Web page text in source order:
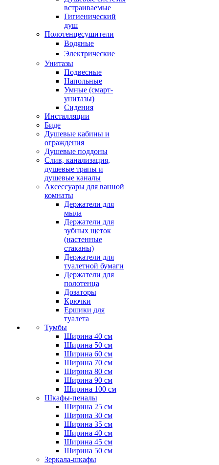
встраиваемые
Гигиенический
душ
Полотенцесушители
ㅤВодяные
ㅤЭлектрические
Унитазы
Подвесные
Напольные
Умные (смарт-
унитазы)
Сидения
Инсталляции
Биде
Душевые кабины и
ограждения
Душевые поддоны
Слив, канализация,
душевые трапы и
душевые каналы
Аксессуары для ванной
комнаты
Держатели для
мыла
Держатели для
зубных щеток
(настенные
стаканы)
Держатели для
туалетной бумаги
Держатели для
полотенца
Дозаторы
Крючки
Ершики для
туалета
Тумбы
Ширина 40 см
Ширина 50 см
Ширина 60 см
Ширина 70 см
Ширина 80 см
Ширина 90 см
Ширина 100 см
Шкафы-пеналы
Ширина 25 см
Ширина 30 см
Ширина 35 см
Ширина 40 см
Ширина 45 см
Ширина 50 см
Зеркала-шкафы